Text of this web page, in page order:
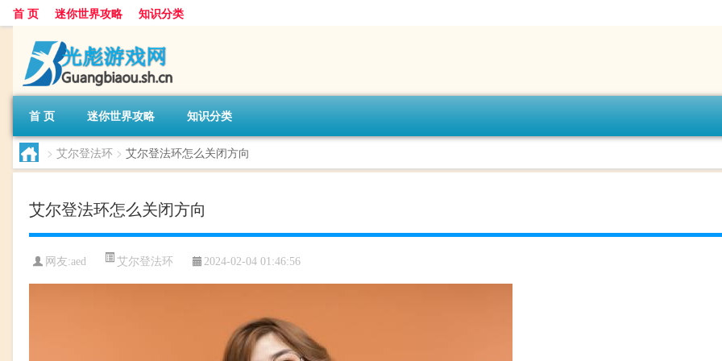
首 页 迷你世界攻略 知识分类
首 页 迷你世界攻略 知识分类
> 艾尔登法环 > 艾尔登法环怎么关闭方向
艾尔登法环怎么关闭方向
网友:aed 艾尔登法环 2024-02-04 01:46:56